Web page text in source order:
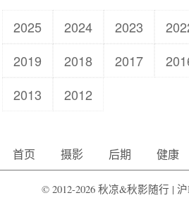
2025 2024 2023
2019
2018 2017
2013
2012
首页 摄影 后期 健康
© 2012-2026 秋凉&秋影随行 | 沪